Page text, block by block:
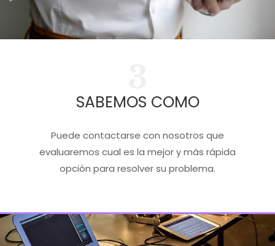
SABEMOS COMO
Puede contactarse con nosotros que
evaluaremos cual es la mejor y más rápida
opción para resolver su problema.